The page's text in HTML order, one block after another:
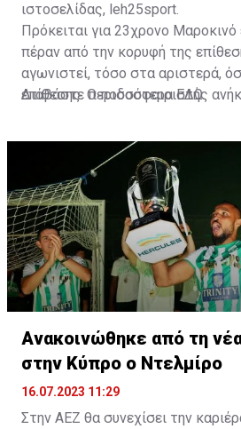
ιστοσελίδας, leh25sport.
Πρόκειται για 23χρονο Μαροκινό
πέραν από την κορυφή της
αγωνιστεί, τόσο στα αριστερά,
επίθεσης. Ο ποδοσφαιριστής
2026.
Διαβάστε περισσότεραΕΔΩ.
Ανακοινώθηκε από τη
στην Κύπρο ο Ντελμίρο
16.07.2023 11:29
Στην ΑΕΖ θα συνεχίσει την